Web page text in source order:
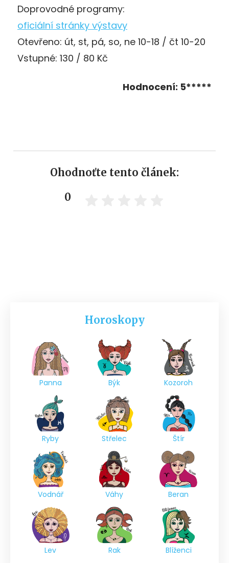
Doprovodné programy:
oficiální stránky výstavy
Otevřeno: út, st, pá, so, ne 10-18 / čt 10-20
Vstupné: 130 / 80 Kč
Hodnocení: 5*****
Ohodnoťte tento článek:
0
Horoskopy
Panna Býk Kozoroh
Ryby Střelec Štír
Vodnář Váhy Beran
Lev Rak Blíženci